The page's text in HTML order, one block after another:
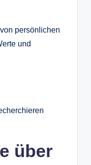
persönlichen
und
über